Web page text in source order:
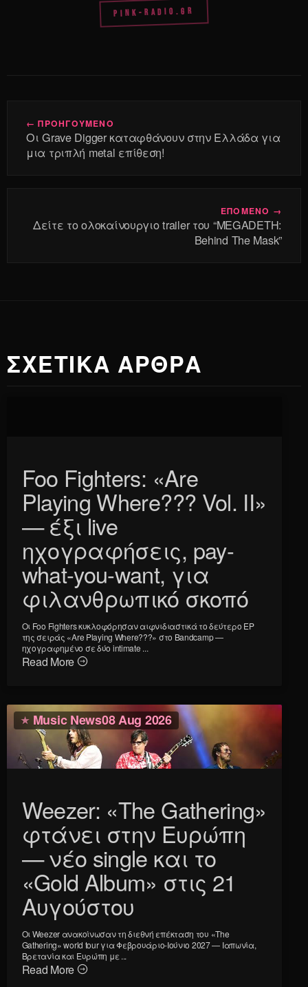
PINK-RADIO.GR
← ΠΡΟΗΓΟΥΜΕΝΟ
Οι Grave Digger καταφθάνουν στην Ελλάδα για
μια τριπλή metal επίθεση!
ΕΠΟΜΕΝΟ →
Δείτε το ολοκαίνουργιο trailer του “MEGADETH:
Behind The Mask”
ΣΧΕΤΙΚΑ ΑΡΘΡΑ
Foo Fighters: «Are
Playing Where??? Vol. II»
— έξι live
ηχογραφήσεις, pay-
what-you-want, για
φιλανθρωπικό σκοπό
Οι Foo Fighters κυκλοφόρησαν αιφνιδιαστικά το δεύτερο EP
της σειράς «Are Playing Where???» στο Bandcamp —
ηχογραφημένο σε δύο intimate ...
Read More
Music News08 Aug 2026
Weezer: «The Gathering»
φτάνει στην Ευρώπη
— νέο single και το
«Gold Album» στις 21
Αυγούστου
Οι Weezer ανακοίνωσαν τη διεθνή επέκταση του «The
Gathering» world tour για Φεβρουάριο-Ιούνιο 2027 — Ιαπωνία,
Βρετανία και Ευρώπη με ...
Read More